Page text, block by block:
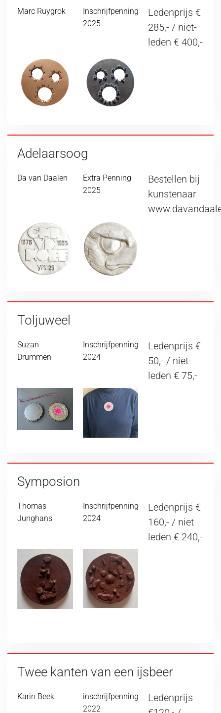
Marc Ruygrok
Inschrijfpenning
2025
Ledenprijs €
285,- / niet-
leden € 400,-
Adelaarsoog
Da van Daalen
Extra Penning
2025
Bestellen bij
kunstenaar
Toljuweel
Suzan
Drummen
Inschrijfpenning
2024
Ledenprijs €
50,- / niet-
leden € 75,-
Symposion
Thomas
Junghans
Inschrijfpenning
2024
Ledenprijs €
160,- / niet
leden € 240,-
Twee kanten van een ijsbeer
Karin Beek
inschrijfpenning
2022
Ledenprijs